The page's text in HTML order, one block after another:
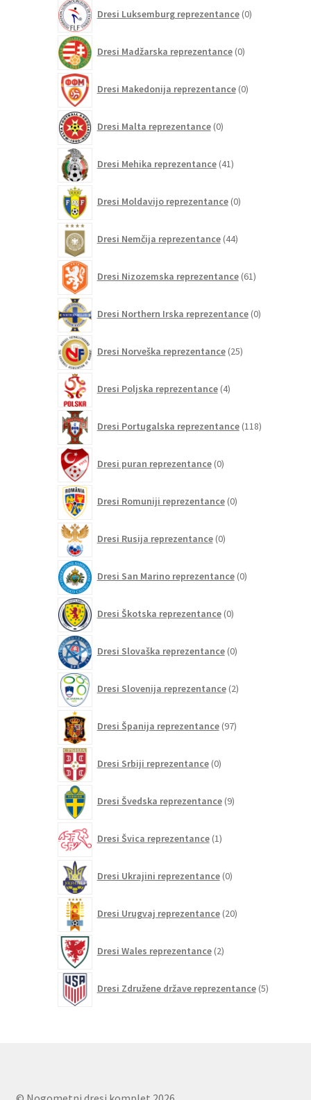
Dresi Luksemburg reprezentance 0izdelkov
Dresi Madžarska reprezentance 0izdelkov
Dresi Makedonija reprezentance 0izdelkov
Dresi Malta reprezentance 0izdelkov
Dresi Mehika reprezentance 41izdelkov
Dresi Moldavijo reprezentance 0izdelkov
Dresi Nemčija reprezentance 44izdelkov
Dresi Nizozemska reprezentance 61izdelkov
Dresi Northern Irska reprezentance 0izdelkov
Dresi Norveška reprezentance 25izdelkov
Dresi Poljska reprezentance 4izdelki
Dresi Portugalska reprezentance 118izdelkov
Dresi puran reprezentance 0izdelkov
Dresi Romuniji reprezentance 0izdelkov
Dresi Rusija reprezentance 0izdelkov
Dresi San Marino reprezentance 0izdelkov
Dresi Škotska reprezentance 0izdelkov
Dresi Slovaška reprezentance 0izdelkov
Dresi Slovenija reprezentance 2izdelka
Dresi Španija reprezentance 97izdelkov
Dresi Srbiji reprezentance 0izdelkov
Dresi Švedska reprezentance 9izdelkov
Dresi Švica reprezentance 1izdelek
Dresi Ukrajini reprezentance 0izdelkov
Dresi Urugvaj reprezentance 20izdelkov
Dresi Wales reprezentance 2izdelka
Dresi Združene države reprezentance 5izdelkov